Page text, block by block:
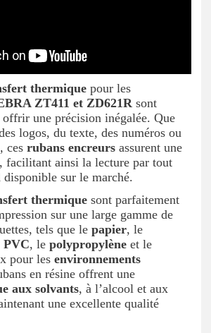
thermique pour les
ZT411 et ZD621R sont
offrir une précision inégalée. Que
logos, du texte, des numéros ou
ces rubans encreurs assurent une
ainsi la lecture par tout
disponible sur le marché.
thermique sont parfaitement
sur une large gamme de
tels que le papier, le
PVC, le polypropylène et le
pour les environnements
en résine offrent une
aux solvants, à l’alcool et aux
une excellente qualité